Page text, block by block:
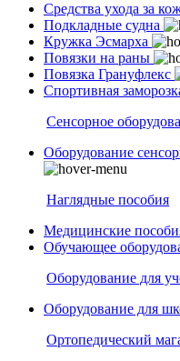
Средства ухода за
Подкладные судна
Кружка Эсмарха
Повязки на раны
Повязка Грануфлекс
Спортивная
Сенсорное
Оборудование
Наглядные пособия
Медицинские
Обучающее
Оборудование для
Оборудование для
Ортопедический